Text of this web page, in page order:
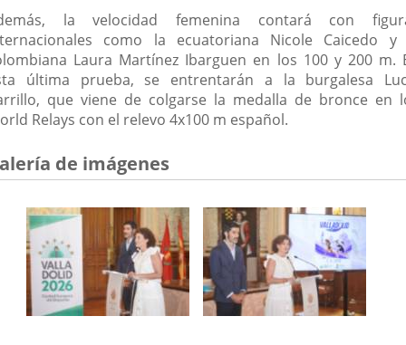
la velocidad femenina contará con
como la ecuatoriana Nicole Caicedo y
Laura Martínez Ibarguen en los 100 y 200 m.
última prueba, se entrentarán a la burgalesa
que viene de colgarse la medalla de bronce en
Relays con el relevo 4x100 m español.
de imágenes